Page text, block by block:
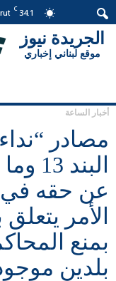
34.1
C
الجريدة نيوز
موقع لبناني إخباري
أخبار الساعة
مصادر
عن حقه في
الأمر
بمنع
بلدين